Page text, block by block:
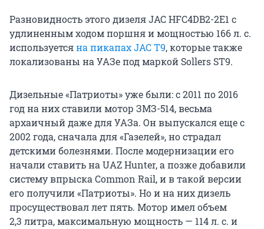
Разновидность этого дизеля JAC HFC4DB2-2E1 с
удлиненным ходом поршня и мощностью 166 л. с.
используетсяна пикапах JAC T9, которые также
локализованы на УАЗе под маркой Sollers ST9.
Дизельные «Патриоты» уже были: с 2011 по 2016
год на них ставили мотор ЗМЗ-514, весьма
архаичный даже для УАЗа. Он выпускался еще с
2002 года, сначала для «Газелей», но страдал
детскими болезнями. После модернизации его
начали ставить на UAZ Hunter, а позже добавили
систему впрыска Common Rail, и в такой версии
его получили «Патриоты». Но и на них дизель
просуществовал лет пять. Мотор имел объем
2,3 литра, максимальную мощность — 114 л. с. и